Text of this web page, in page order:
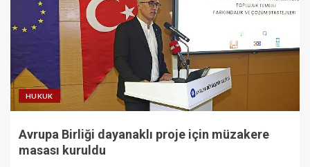
HUKUK
Avrupa Birliği dayanaklı proje için müzakere
masası kuruldu